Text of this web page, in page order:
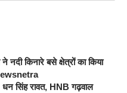
नदी किनारे बसे क्षेत्रों का किया
धन सिंह रावत, HNB गढ़वाल